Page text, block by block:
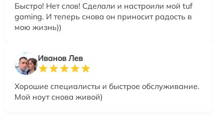
Быстро! Нет слов! Сделали и настроили мой tuf
gaming. И теперь снова он приносит радость в
мою жизнь))
Иванов Лев
Хорошие специалисты и быстрое обслуживание.
Мой ноут снова живой)